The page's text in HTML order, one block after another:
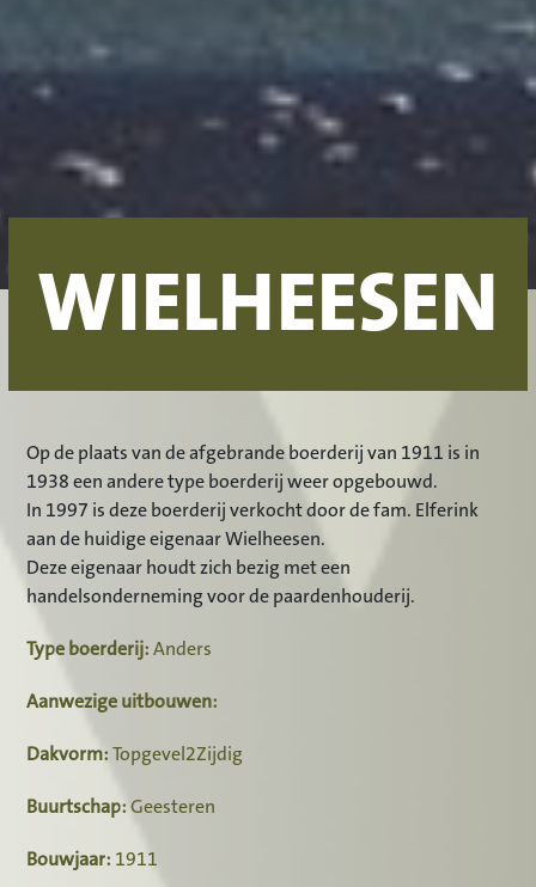
WIELHEESEN
Op de plaats van de afgebrande boerderij van 1911 is in
1938 een andere type boerderij weer opgebouwd.
In 1997 is deze boerderij verkocht door de fam. Elferink
aan de huidige eigenaar Wielheesen.
Deze eigenaar houdt zich bezig met een
handelsonderneming voor de paardenhouderij.
Type boerderij: Anders
Aanwezige uitbouwen:
Dakvorm: Topgevel2Zijdig
Buurtschap: Geesteren
Bouwjaar: 1911